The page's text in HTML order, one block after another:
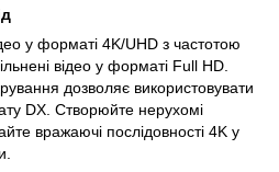
у форматі 4K/UHD з частотою
відео у форматі Full HD.
дозволяє використовувати
DX. Створюйте нерухомі
вражаючі послідовності 4K у